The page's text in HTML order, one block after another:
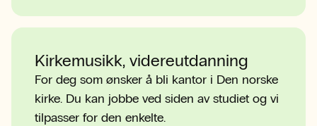
Kirkemusikk, videreutdanning
For deg som ønsker å bli kantor i Den norske
kirke. Du kan jobbe ved siden av studiet og vi
tilpasser for den enkelte.